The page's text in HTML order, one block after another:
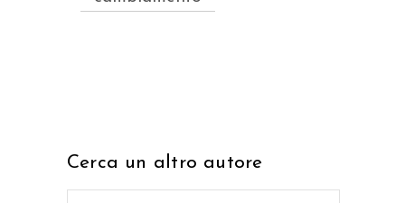
Cerca un altro autore